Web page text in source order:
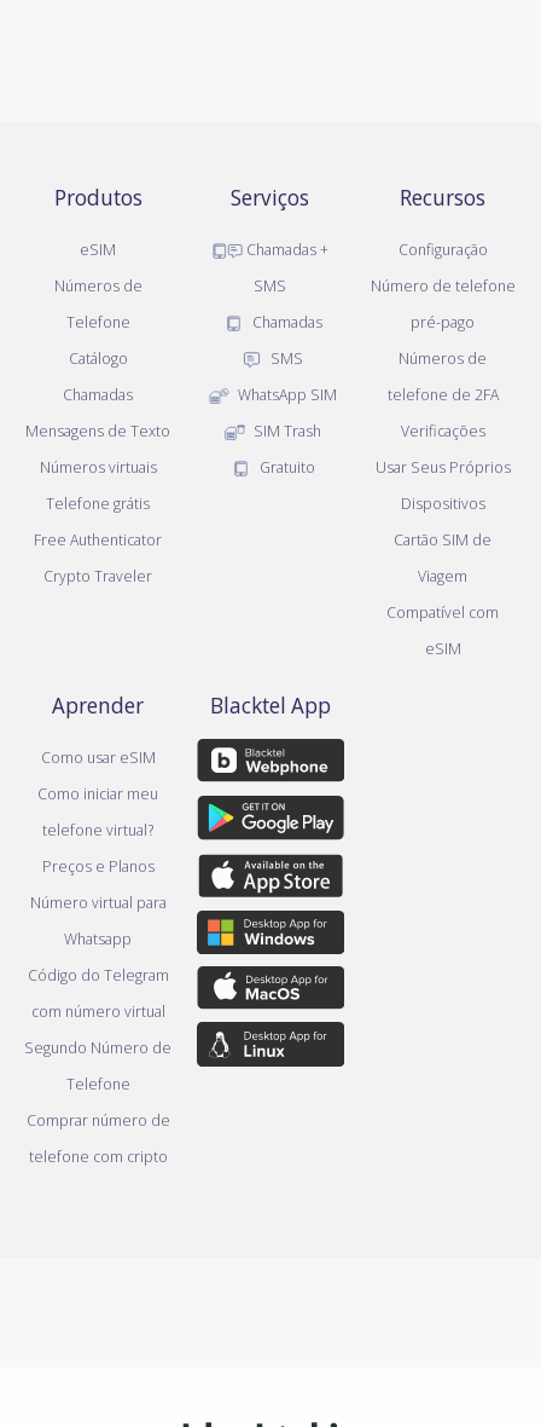
Produtos
eSIM
Números de
Telefone
Catálogo
Chamadas
Mensagens de Texto
Números virtuais
Telefone grátis
Free Authenticator
Crypto Traveler
Serviços
Chamadas +
SMS
Chamadas
SMS
WhatsApp SIM
SIM Trash
Gratuito
Recursos
Configuração
Número de telefone
pré-pago
Números de
telefone de 2FA
Verificações
Usar Seus Próprios
Dispositivos
Cartão SIM de
Viagem
Compatível com
eSIM
Aprender
Como usar eSIM
Como iniciar meu
telefone virtual?
Preços e Planos
Número virtual para
Whatsapp
Código do Telegram
com número virtual
Segundo Número de
Telefone
Comprar número de
telefone com cripto
Blacktel App